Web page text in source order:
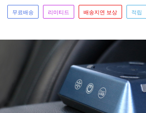
무료배송 리미티드 배송지연 보상 적립